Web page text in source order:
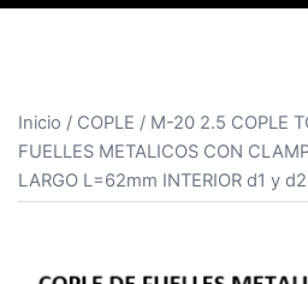
Inicio / COPLE / M-20 2.5 COPLE
FUELLES METALICOS CON
LARGO L=62mm INTERIOR d1 y